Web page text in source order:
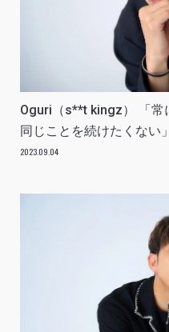
Oguri（s**t kingz） 「常
同じことを続けたくない
2023.09.04